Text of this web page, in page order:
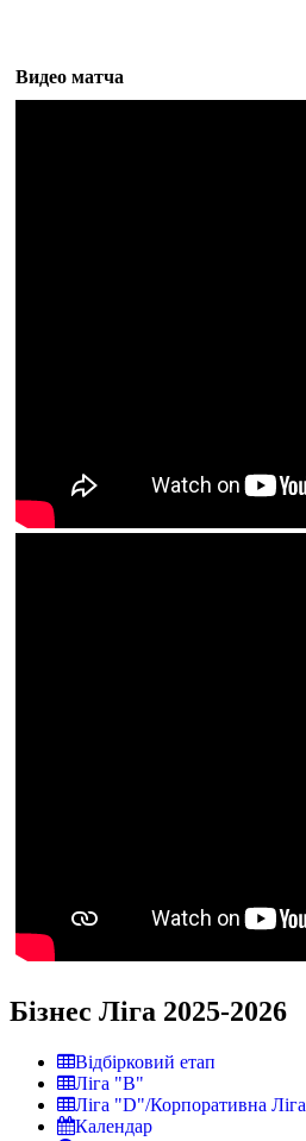
Видео матча
Бізнес Ліга 2025-2026
Відбірковий етап
Ліга "В"
Ліга "D"/Корпоративна Ліга
Календар